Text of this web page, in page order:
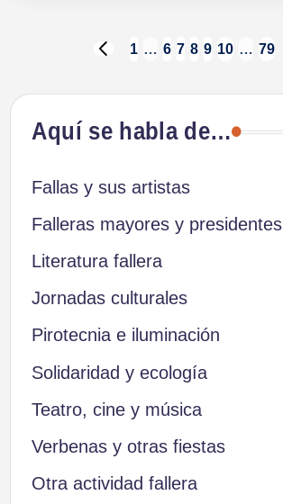
Paginación
de
entradas
PÁGINA
1 … 6 7 8 9 10 … 79
Aquí se habla de…
Fallas y sus artistas
Falleras mayores y presidentes
Literatura fallera
Jornadas culturales
Pirotecnia e iluminación
Solidaridad y ecología
Teatro, cine y música
Verbenas y otras fiestas
Otra actividad fallera